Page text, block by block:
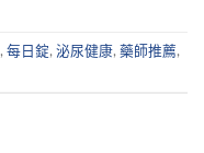
, 每日錠, 泌尿健康, 藥師推薦,